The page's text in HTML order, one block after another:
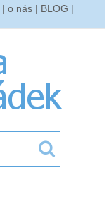
| o nás | BLOG |